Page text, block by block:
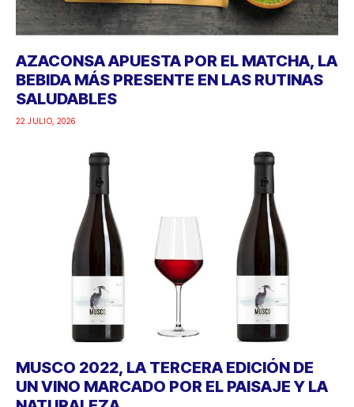
AZACONSA APUESTA POR EL MATCHA, LA
BEBIDA MÁS PRESENTE EN LAS RUTINAS
SALUDABLES
22 JULIO, 2026
MUSCO 2022, LA TERCERA EDICIÓN DE
UN VINO MARCADO POR EL PAISAJE Y LA